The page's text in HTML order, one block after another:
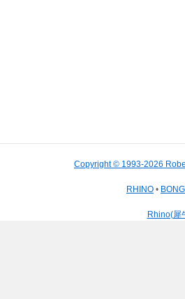
Copyright © 1993-2026
RHINO •
Rhino(犀